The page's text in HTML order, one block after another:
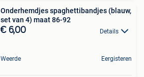
Onderhemdjes spaghettibandjes (blauw,
set van 4) maat 86-92
€ 6,00 Details
Weerde Eergisteren